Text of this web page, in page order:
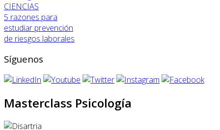
CIENCIAS
5 razones para
estudiar prevención
de riesgos laborales
Síguenos
Masterclass Psicología